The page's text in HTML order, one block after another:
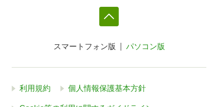
スマートフォン版 パソコン版
利用規約 個人情報保護基本方針